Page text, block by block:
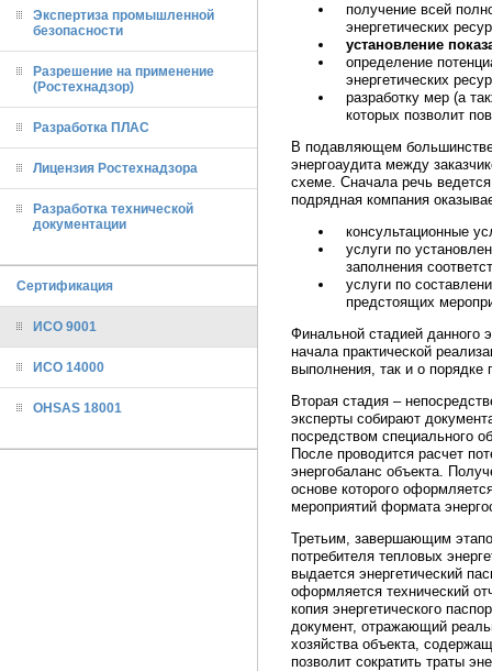
получение всей
энергетических
установление
определение
энергетических
разработку мер (а
которых позволит
В подавляющем
энергоаудита между
схеме. Сначала речь
подрядная компания
консультационные
услуги по
заполнения
услуги по
предстоящих
Финальной стадией данного
начала практической
выполнения, так и о порядке
Вторая стадия –
эксперты собирают
посредством специального
После проводится расчет
энергобаланс объекта.
основе которого
мероприятий формата
Третьим, завершающим
потребителя тепловых
выдается энергетический
оформляется технический
копия энергетического
документ, отражающий
хозяйства объекта,
позволит сократить траты
Экспертиза промышленной
безопасности
Разрешение на применение
(Ростехнадзор)
Разработка ПЛАС
Лицензия Ростехнадзора
Разработка технической
документации
Сертификация
ИСО 9001
ИСО 14000
OHSAS 18001